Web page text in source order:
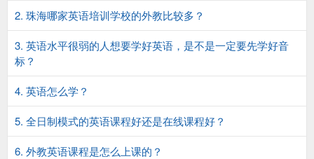
2. 珠海哪家英语培训学校的外教比较多？
3. 英语水平很弱的人想要学好英语，是不是一定要先学好音
标？
4. 英语怎么学？
5. 全日制模式的英语课程好还是在线课程好？
6. 外教英语课程是怎么上课的？